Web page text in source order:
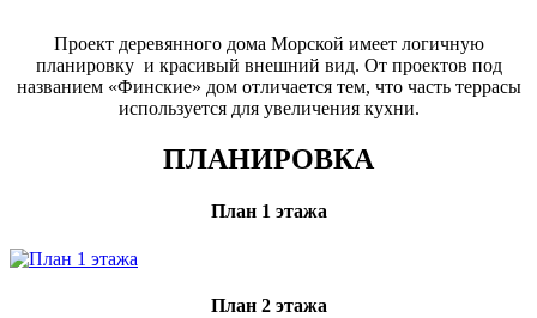
Проект деревянного дома Морской имеет логичную
планировку и красивый внешний вид. От проектов под
названием «Финские» дом отличается тем, что часть террасы
используется для увеличения кухни.
ПЛАНИРОВКА
План 1 этажа
План 2 этажа